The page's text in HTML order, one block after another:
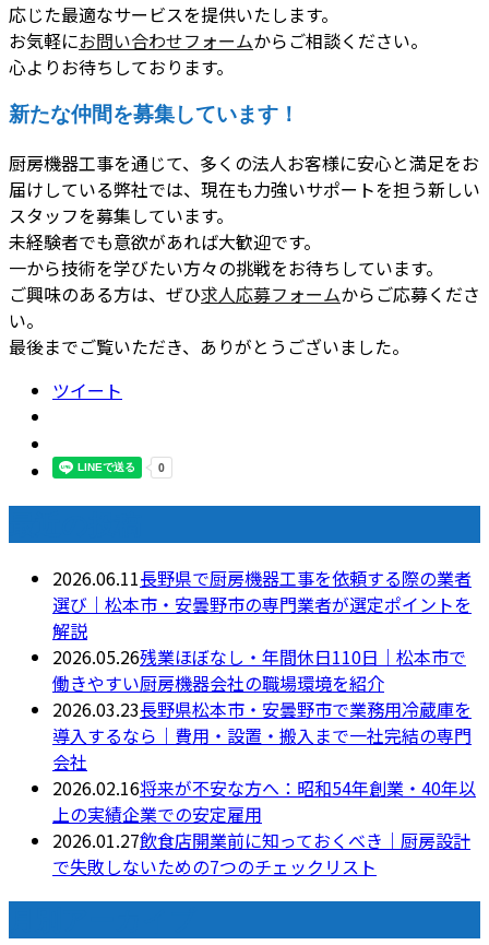
応じた最適なサービスを提供いたします。
お気軽にお問い合わせフォームからご相談ください。
心よりお待ちしております。
新たな仲間を募集しています！
厨房機器工事を通じて、多くの法人お客様に安心と満足をお
届けしている弊社では、現在も力強いサポートを担う新しい
スタッフを募集しています。
未経験者でも意欲があれば大歓迎です。
一から技術を学びたい方々の挑戦をお待ちしています。
ご興味のある方は、ぜひ求人応募フォームからご応募くださ
い。
最後までご覧いただき、ありがとうございました。
ツイート
2026.06.11長野県で厨房機器工事を依頼する際の業者
選び｜松本市・安曇野市の専門業者が選定ポイントを
解説
2026.05.26残業ほぼなし・年間休日110日｜松本市で
働きやすい厨房機器会社の職場環境を紹介
2026.03.23長野県松本市・安曇野市で業務用冷蔵庫を
導入するなら｜費用・設置・搬入まで一社完結の専門
会社
2026.02.16将来が不安な方へ：昭和54年創業・40年以
上の実績企業での安定雇用
2026.01.27飲食店開業前に知っておくべき｜厨房設計
で失敗しないための7つのチェックリスト